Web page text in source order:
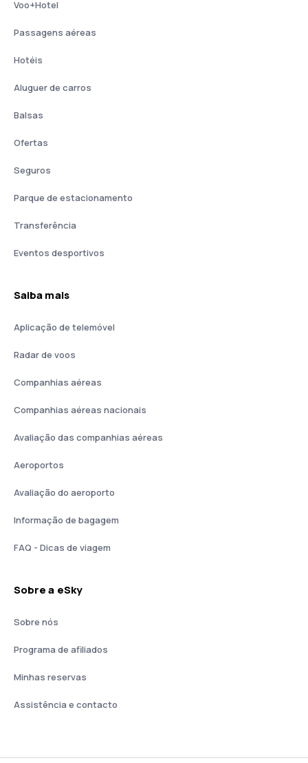
Voo+Hotel
Passagens aéreas
Hotéis
Aluguer de carros
Balsas
Ofertas
Seguros
Parque de estacionamento
Transferência
Eventos desportivos
Saiba mais
Aplicação de telemóvel
Radar de voos
Companhias aéreas
Companhias aéreas nacionais
Avaliação das companhias aéreas
Aeroportos
Avaliação do aeroporto
Informação de bagagem
FAQ - Dicas de viagem
Sobre a eSky
Sobre nós
Programa de afiliados
Minhas reservas
Assistência e contacto